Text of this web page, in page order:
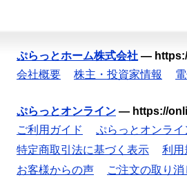
ぷらっとホーム株式会社 —
会社概要
株主・投資家情報
ぷらっとオンライン — https://
ご利用ガイド
ぷらっとオンライ
特定商取引法に基づく表示
利用
お客様からの声
ご注文の取り消